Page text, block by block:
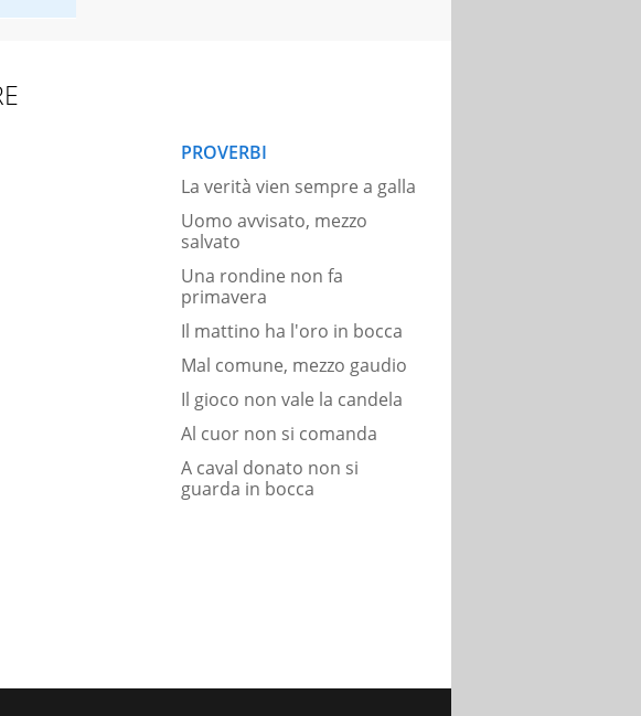
PROVERBI
La verità vien sempre a galla
Uomo avvisato, mezzo
salvato
Una rondine non fa
primavera
Il mattino ha l'oro in bocca
Mal comune, mezzo gaudio
Il gioco non vale la candela
Al cuor non si comanda
A caval donato non si
guarda in bocca